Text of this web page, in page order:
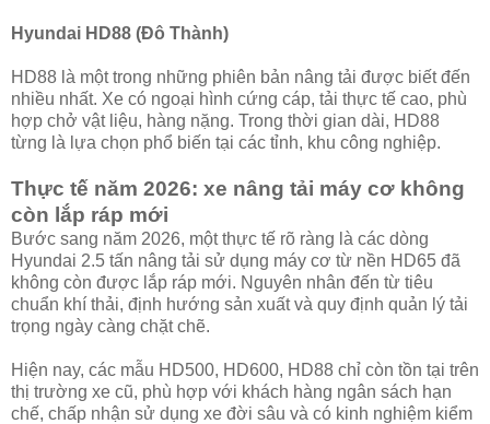
Hyundai HD88 (Đô Thành)
HD88 là một trong những phiên bản nâng tải được biết đến
nhiều nhất. Xe có ngoại hình cứng cáp, tải thực tế cao, phù
hợp chở vật liệu, hàng nặng. Trong thời gian dài, HD88
từng là lựa chọn phổ biến tại các tỉnh, khu công nghiệp.
Thực tế năm 2026: xe nâng tải máy cơ không
còn lắp ráp mới
Bước sang năm 2026, một thực tế rõ ràng là các dòng
Hyundai 2.5 tấn nâng tải sử dụng máy cơ từ nền HD65 đã
không còn được lắp ráp mới. Nguyên nhân đến từ tiêu
chuẩn khí thải, định hướng sản xuất và quy định quản lý tải
trọng ngày càng chặt chẽ.
Hiện nay, các mẫu HD500, HD600, HD88 chỉ còn tồn tại trên
thị trường xe cũ, phù hợp với khách hàng ngân sách hạn
chế, chấp nhận sử dụng xe đời sâu và có kinh nghiệm kiểm